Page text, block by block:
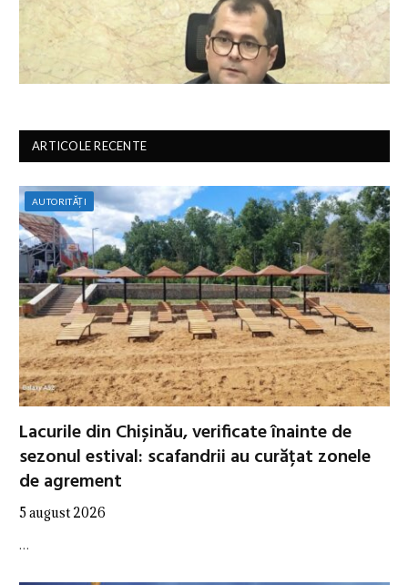
ARTICOLE RECENTE
AUTORITĂȚI
Lacurile din Chișinău, verificate înainte de
sezonul estival: scafandrii au curățat zonele
de agrement
5 august 2026
…